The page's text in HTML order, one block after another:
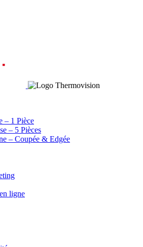
– 1 Pièce
– 5 Pièces
– Coupée & Edgée
ligne